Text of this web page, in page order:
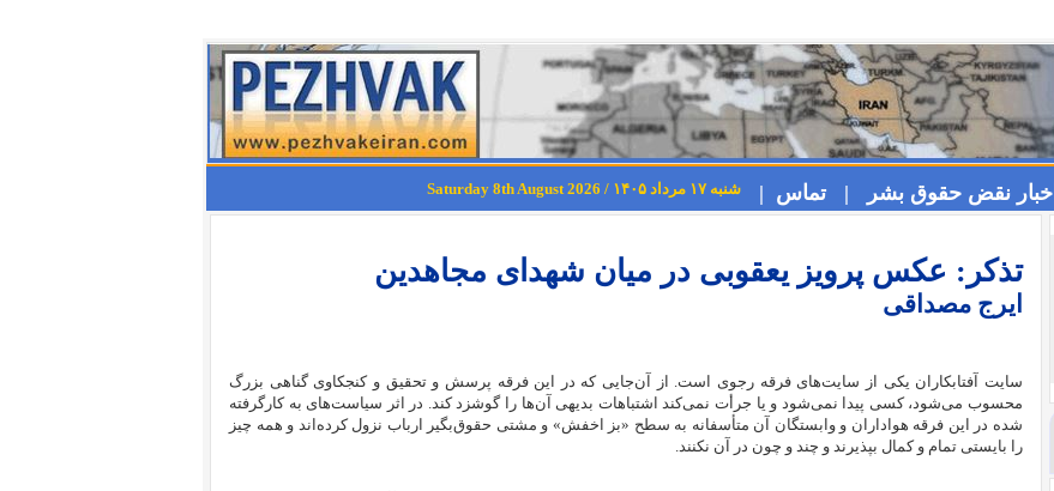
اخبار نقض حقوق بشر | تماس | شنبه ۱۷ مرداد ۱۴۰۵ / Saturday 8th August 2026
تذکر: عکس پرویز یعقوبی در میان شهدای مجاهدین
ایرج مصداقی
سایت آفتابکاران یکی از سایت‌های فرقه رجوی است. از آن‌جایی که در این فرقه پرسش و تحقیق و کنجکاوی گناهی بزرگ
محسوب می‌شود، کسی پیدا نمی‌شود و یا جرأت نمی‌کند اشتباهات بدیهی آن‌ها را گوشزد کند. در اثر سیاست‌های به کارگرفته
شده در این فرقه هواداران و وابستگان آن متأسفانه به سطح «بز اخفش» و مشتی حقوق‌بگیر ارباب نزول کرده‌اند و همه چیز
را بایستی تمام و کمال بپذیرند و چند و چون در آن نکنند.